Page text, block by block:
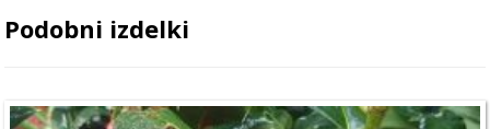
Podobni izdelki